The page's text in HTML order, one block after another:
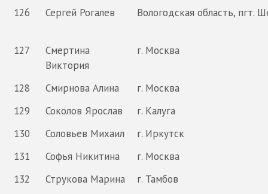
126
Сергей Рогалев Вологодская область, пгт.
127
Смертина
Виктория
г. Москва
128 Смирнова Алина
г. Москва
129
Соколов Ярослав
г. Калуга
130
Соловьев Михаил
г. Иркутск
131
Софья Никитина
г. Москва
132
Струкова Марина
г. Тамбов